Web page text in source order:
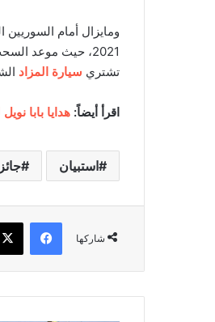
ومايزال أمام
تشتري سيارة المزاد
اقرأ أيضاً: هدايا بابا
استبيان
شاركها
فيسبوك